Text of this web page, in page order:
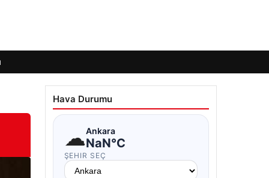
Hava Durumu
☁Ankara
NaN°C
ŞEHIR SEÇ